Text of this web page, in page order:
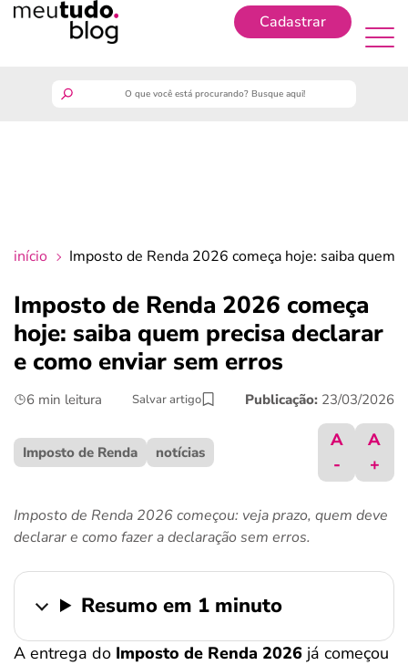
Cadastrar
crédito fácil
início Imposto de Renda 2026 começa hoje: saiba quem
Imposto de Renda 2026 começa
hoje: saiba quem precisa declarar
e como enviar sem erros
6 min leitura Salvar artigo Publicação: 23/03/2026
Imposto de Renda notícias
A
-
A
+
Imposto de Renda 2026 começou: veja prazo, quem deve
declarar e como fazer a declaração sem erros.
Resumo em 1 minuto
A entrega do Imposto de Renda 2026 já começou